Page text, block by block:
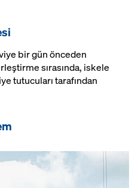
bir gün önceden
sırasında, iskele
tutucuları tarafından